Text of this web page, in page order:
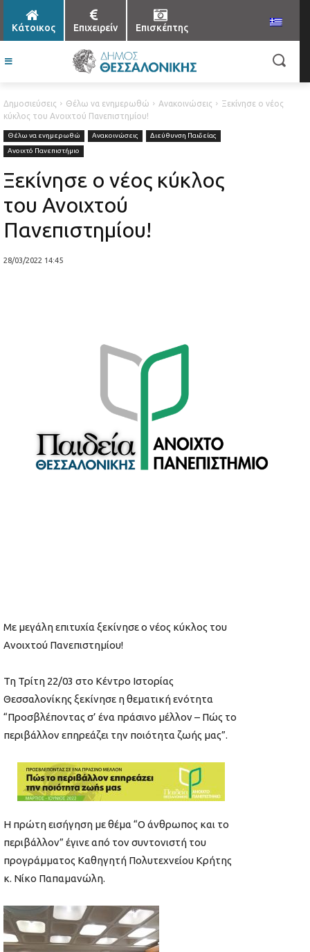
Κάτοικος Επιχειρείν Επισκέπτης
Δημοσιεύσεις Θέλω να ενημερωθώ Ανακοινώσεις
Ξεκίνησε ο νέος
κύκλος του Ανοιχτού Πανεπιστημίου!
Θέλω να ενημερωθώ Ανακοινώσεις
Διεύθυνση Παιδείας
Ανοιχτό Πανεπιστήμιο
Ξεκίνησε ο νέος κύκλος
του Ανοιχτού
Πανεπιστημίου!
28/03/2022 14:45
Με μεγάλη επιτυχία ξεκίνησε ο νέος κύκλος του
Ανοιχτού Πανεπιστημίου!
Τη Τρίτη 22/03 στο Κέντρο Ιστορίας
Θεσσαλονίκης ξεκίνησε η θεματική ενότητα
“Προσβλέποντας σ’ ένα πράσινο μέλλον – Πώς το
περιβάλλον επηρεάζει την ποιότητα ζωής μας”.
Η πρώτη εισήγηση με θέμα “Ο άνθρωπος και το
περιβάλλον” έγινε από τον συντονιστή του
προγράμματος Καθηγητή Πολυτεχνείου Κρήτης
κ. Νίκο Παπαμανώλη.